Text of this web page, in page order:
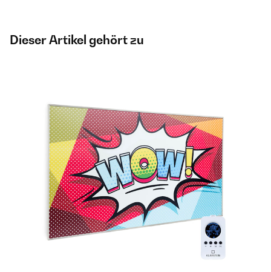
Dieser Artikel gehört zu